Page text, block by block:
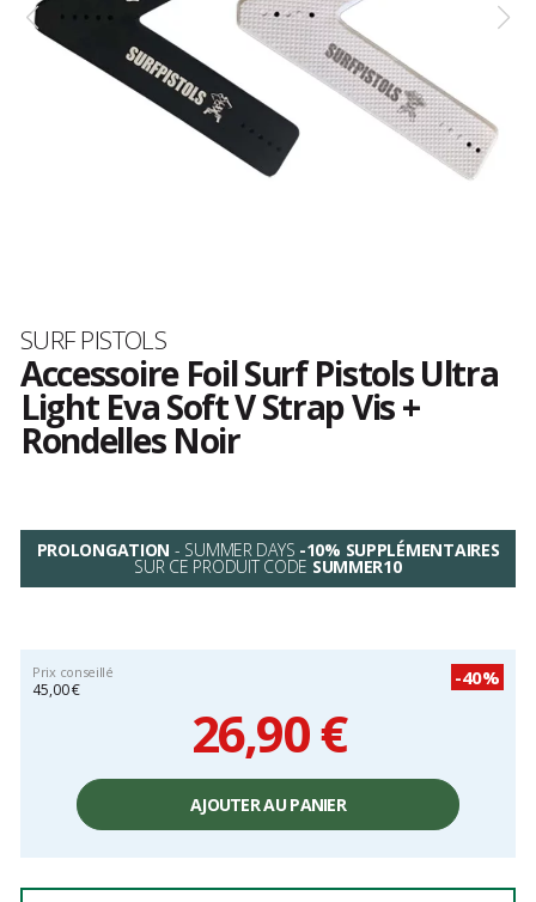
Marque
SURF PISTOLS
Accessoire Foil Surf Pistols Ultra
Light Eva Soft V Strap Vis +
Rondelles Noir
PROLONGATION - SUMMER DAYS -10% SUPPLÉMENTAIRES
SUR CE PRODUIT CODE SUMMER10
Prix conseillé
45,00 €
-40%
26,90 €
unitaire,
AJOUTER AU PANIER